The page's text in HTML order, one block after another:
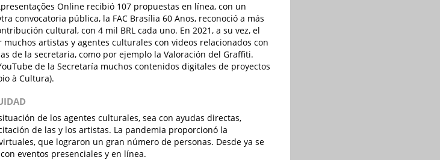
Online recibió 107 propuestas en línea, con un
convocatoria pública, la FAC Brasília 60 Anos, reconoció a más
cultural, con 4 mil BRL cada uno. En 2021, a su vez, el
artistas y agentes culturales con videos relacionados con
de la secretaria, como por ejemplo la Valoración del Graffiti.
de la Secretaría muchos contenidos digitales de proyectos
à Cultura).
de los agentes culturales, sea con ayudas directas,
de las y los artistas. La pandemia proporcionó la
que lograron un gran número de personas. Desde ya se
eventos presenciales y en línea.